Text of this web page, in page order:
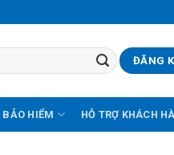
ĐĂNG
BẢO HIỂM HỖ TRỢ KHÁCH